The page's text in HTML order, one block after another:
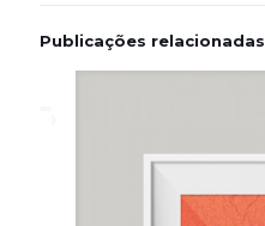
Publicações relacionadas